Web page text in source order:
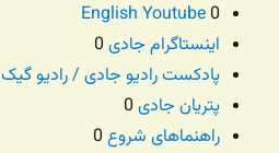
English Youtube0
اینستاگرام جادی
پادکست رادیو جادی / رادیو گیک
پتریان جادی
راهنماهای شروع